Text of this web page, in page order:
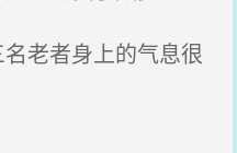
老者身上的气息很